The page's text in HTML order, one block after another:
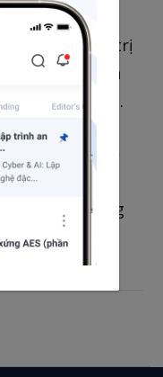
vào một
mảng, thì giá trị
Hay hiểu đơn
đè lên cái trước.
Container sẽ
ra
khai báo trong
cùng thôi